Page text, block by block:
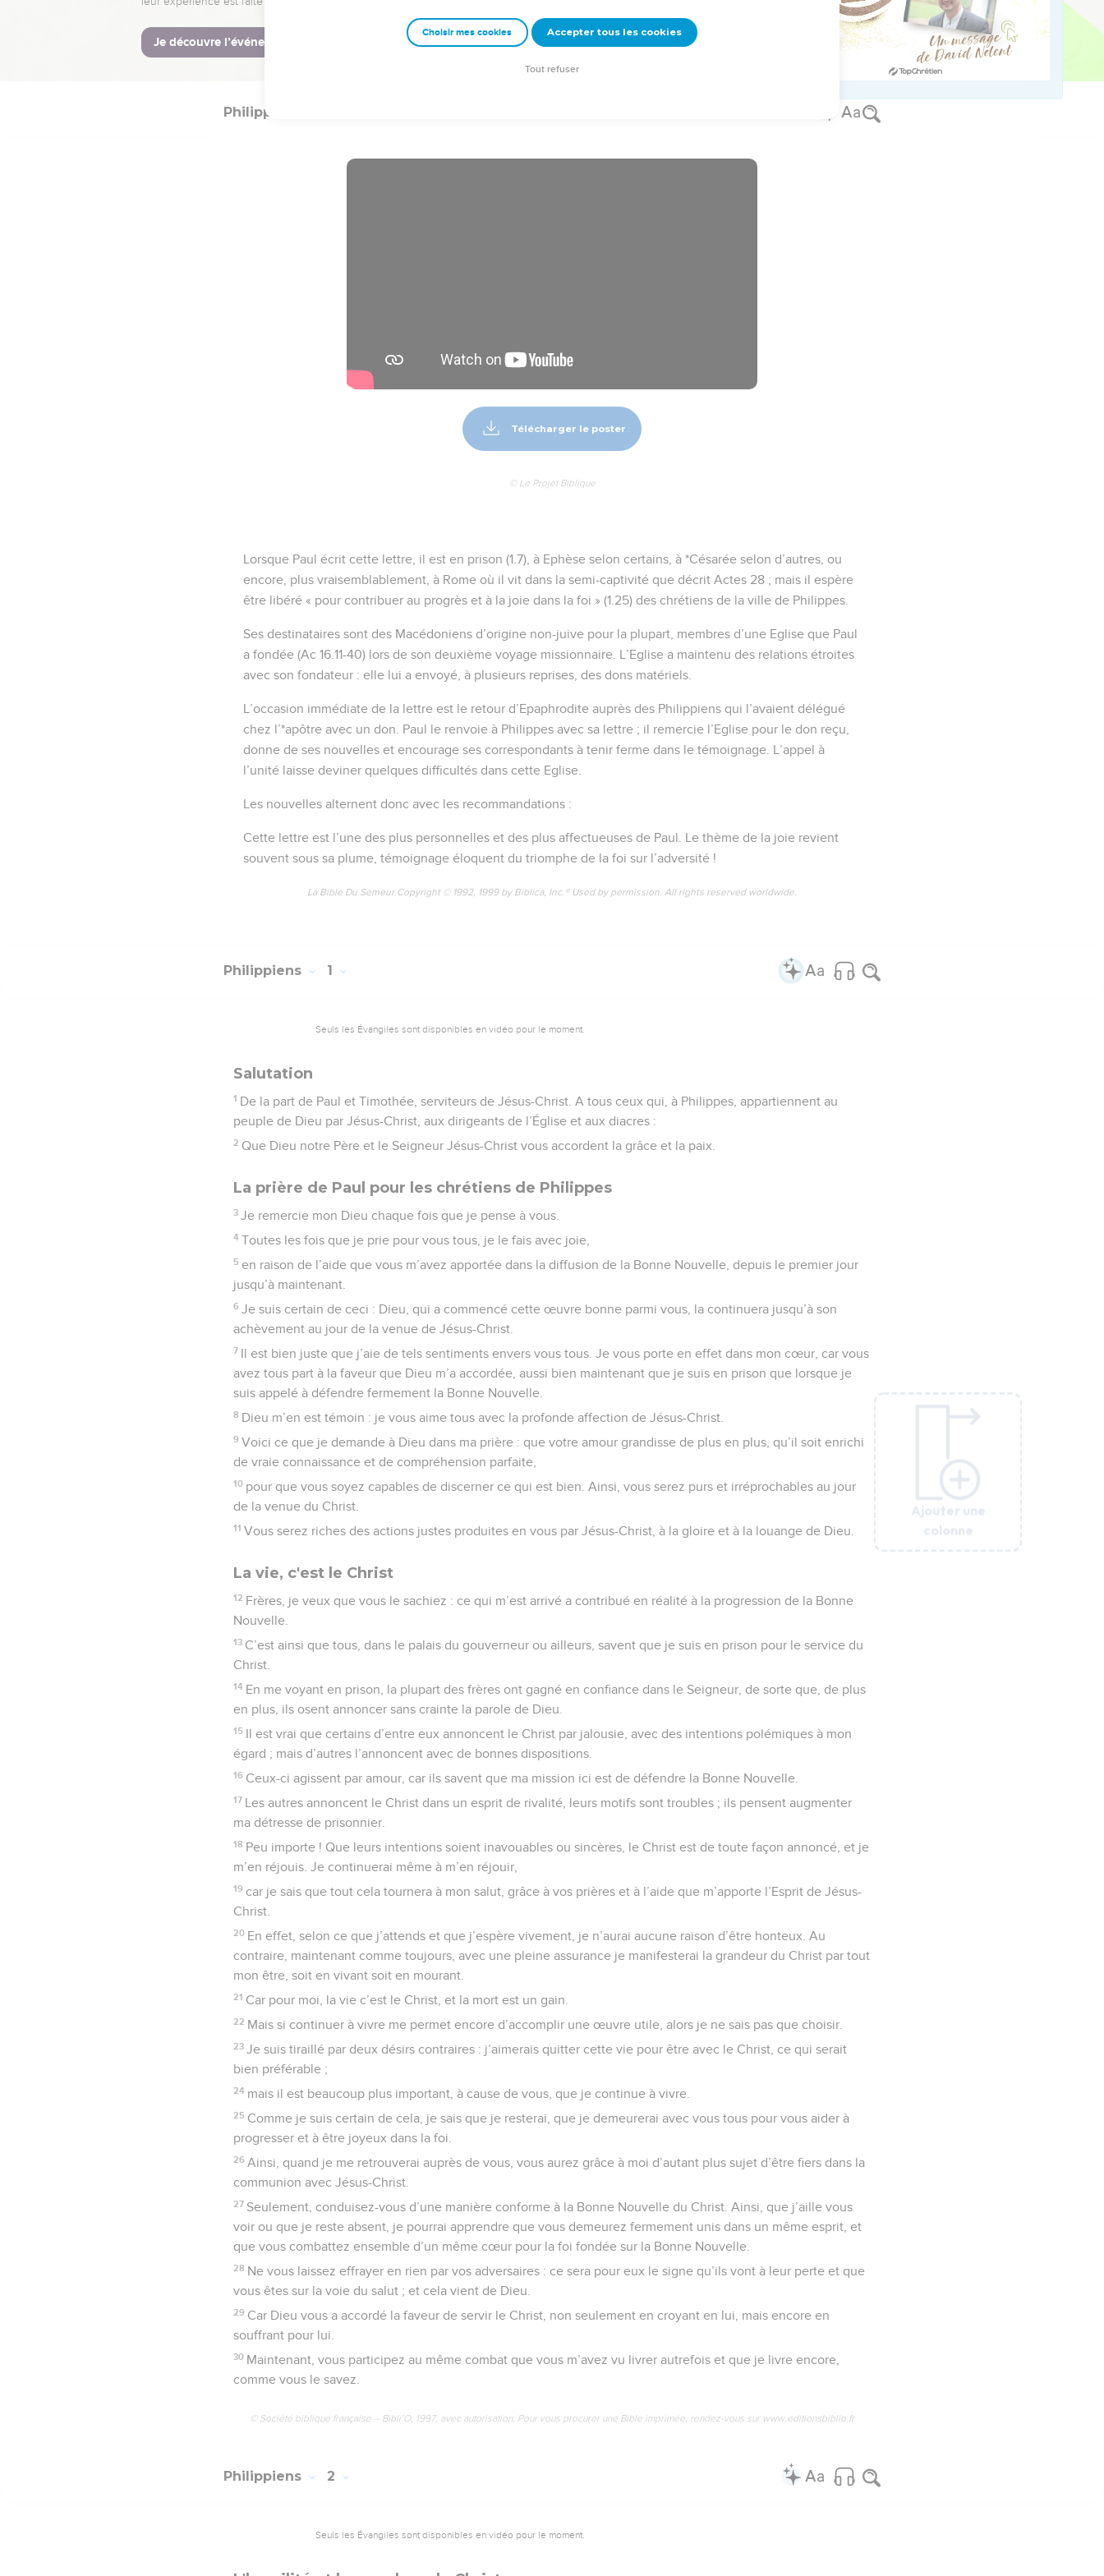
24 Que la grâce de Dieu soit avec tous ceux qui aiment notre Seigneur Jésus-Christ d’un amour inaltérable.
© Société biblique française – Bibli’O, 1997, avec autorisation. Pour vous procurer une Bible imprimée, rendez-vous sur www.editionsbiblio.fr
Ajouter une
colonne
Philippiens
Télécharger le poster
© Le Projet Biblique
Lorsque Paul écrit cette lettre, il est en prison (1.7), à Ephèse selon certains, à *Césarée selon d’autres, ou
encore, plus vraisemblablement, à Rome où il vit dans la semi-captivité que décrit Actes 28 ; mais il espère
être libéré « pour contribuer au progrès et à la joie dans la foi » (1.25) des chrétiens de la ville de Philippes.
Ses destinataires sont des Macédoniens d’origine non-juive pour la plupart, membres d’une Eglise que Paul
a fondée (Ac 16.11-40) lors de son deuxième voyage missionnaire. L’Eglise a maintenu des relations étroites
avec son fondateur : elle lui a envoyé, à plusieurs reprises, des dons matériels.
L’occasion immédiate de la lettre est le retour d’Epaphrodite auprès des Philippiens qui l’avaient délégué
chez l’*apôtre avec un don. Paul le renvoie à Philippes avec sa lettre ; il remercie l’Eglise pour le don reçu,
donne de ses nouvelles et encourage ses correspondants à tenir ferme dans le témoignage. L’appel à
l’unité laisse deviner quelques difficultés dans cette Eglise.
Les nouvelles alternent donc avec les recommandations :
Cette lettre est l’une des plus personnelles et des plus affectueuses de Paul. Le thème de la joie revient
souvent sous sa plume, témoignage éloquent du triomphe de la foi sur l’adversité !
La Bible Du Semeur Copyright © 1992, 1999 by Biblica, Inc.® Used by permission. All rights reserved worldwide.
Philippiens 1
Seuls les Évangiles sont disponibles en vidéo pour le moment.
Salutation
1 De la part de Paul et Timothée, serviteurs de Jésus-Christ. A tous ceux qui, à Philippes, appartiennent au
peuple de Dieu par Jésus-Christ, aux dirigeants de l’Église et aux diacres :
2 Que Dieu notre Père et le Seigneur Jésus-Christ vous accordent la grâce et la paix.
La prière de Paul pour les chrétiens de Philippes
3 Je remercie mon Dieu chaque fois que je pense à vous.
4 Toutes les fois que je prie pour vous tous, je le fais avec joie,
5 en raison de l’aide que vous m’avez apportée dans la diffusion de la Bonne Nouvelle, depuis le premier jour
jusqu’à maintenant.
6 Je suis certain de ceci : Dieu, qui a commencé cette œuvre bonne parmi vous, la continuera jusqu’à son
achèvement au jour de la venue de Jésus-Christ.
7 Il est bien juste que j’aie de tels sentiments envers vous tous. Je vous porte en effet dans mon cœur, car vous
avez tous part à la faveur que Dieu m’a accordée, aussi bien maintenant que je suis en prison que lorsque je
suis appelé à défendre fermement la Bonne Nouvelle.
8 Dieu m’en est témoin : je vous aime tous avec la profonde affection de Jésus-Christ.
9 Voici ce que je demande à Dieu dans ma prière : que votre amour grandisse de plus en plus, qu’il soit enrichi
de vraie connaissance et de compréhension parfaite,
10 pour que vous soyez capables de discerner ce qui est bien. Ainsi, vous serez purs et irréprochables au jour
de la venue du Christ.
11 Vous serez riches des actions justes produites en vous par Jésus-Christ, à la gloire et à la louange de Dieu.
La vie, c'est le Christ
12 Frères, je veux que vous le sachiez : ce qui m’est arrivé a contribué en réalité à la progression de la Bonne
Nouvelle.
13 C’est ainsi que tous, dans le palais du gouverneur ou ailleurs, savent que je suis en prison pour le service du
Christ.
14 En me voyant en prison, la plupart des frères ont gagné en confiance dans le Seigneur, de sorte que, de plus
en plus, ils osent annoncer sans crainte la parole de Dieu.
15 Il est vrai que certains d’entre eux annoncent le Christ par jalousie, avec des intentions polémiques à mon
égard ; mais d’autres l’annoncent avec de bonnes dispositions.
16 Ceux-ci agissent par amour, car ils savent que ma mission ici est de défendre la Bonne Nouvelle.
17 Les autres annoncent le Christ dans un esprit de rivalité, leurs motifs sont troubles ; ils pensent augmenter
ma détresse de prisonnier.
18 Peu importe ! Que leurs intentions soient inavouables ou sincères, le Christ est de toute façon annoncé, et je
m’en réjouis. Je continuerai même à m’en réjouir,
19 car je sais que tout cela tournera à mon salut, grâce à vos prières et à l’aide que m’apporte l’Esprit de Jésus-
Christ.
20 En effet, selon ce que j’attends et que j’espère vivement, je n’aurai aucune raison d’être honteux. Au
contraire, maintenant comme toujours, avec une pleine assurance je manifesterai la grandeur du Christ par tout
mon être, soit en vivant soit en mourant.
21 Car pour moi, la vie c’est le Christ, et la mort est un gain.
22 Mais si continuer à vivre me permet encore d’accomplir une œuvre utile, alors je ne sais pas que choisir.
23 Je suis tiraillé par deux désirs contraires : j’aimerais quitter cette vie pour être avec le Christ, ce qui serait
bien préférable ;
24 mais il est beaucoup plus important, à cause de vous, que je continue à vivre.
25 Comme je suis certain de cela, je sais que je resterai, que je demeurerai avec vous tous pour vous aider à
progresser et à être joyeux dans la foi.
26 Ainsi, quand je me retrouverai auprès de vous, vous aurez grâce à moi d’autant plus sujet d’être fiers dans la
communion avec Jésus-Christ.
27 Seulement, conduisez-vous d’une manière conforme à la Bonne Nouvelle du Christ. Ainsi, que j’aille vous
voir ou que je reste absent, je pourrai apprendre que vous demeurez fermement unis dans un même esprit, et
que vous combattez ensemble d’un même cœur pour la foi fondée sur la Bonne Nouvelle.
28 Ne vous laissez effrayer en rien par vos adversaires : ce sera pour eux le signe qu’ils vont à leur perte et que
vous êtes sur la voie du salut ; et cela vient de Dieu.
29 Car Dieu vous a accordé la faveur de servir le Christ, non seulement en croyant en lui, mais encore en
souffrant pour lui.
30 Maintenant, vous participez au même combat que vous m’avez vu livrer autrefois et que je livre encore,
comme vous le savez.
© Société biblique française – Bibli’O, 1997, avec autorisation. Pour vous procurer une Bible imprimée, rendez-vous sur www.editionsbiblio.fr
Ajouter une
colonne
Philippiens 2
Seuls les Évangiles sont disponibles en vidéo pour le moment.
Ajouter une
colonne
Ajouter une
colonne
Ajouter une
colonne
Choisir mes cookies Accepter tous les cookies
Tout refuser